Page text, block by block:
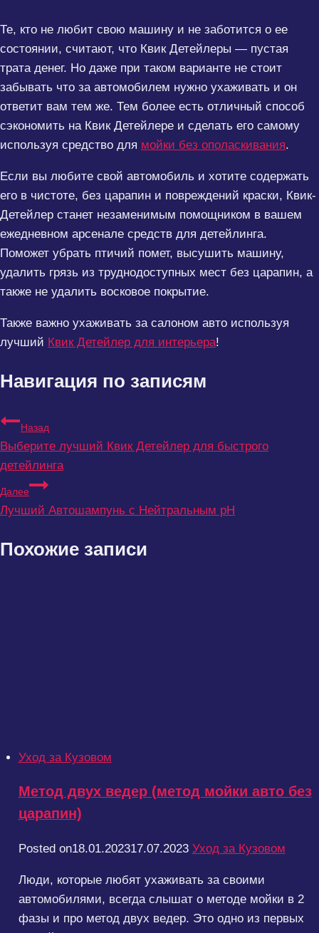
Те, кто не любит свою машину и не заботится о ее
состоянии, считают, что Квик Детейлеры — пустая
трата денег. Но даже при таком варианте не стоит
забывать что за автомобилем нужно ухаживать и он
ответит вам тем же. Тем более есть отличный способ
сэкономить на Квик Детейлере и сделать его самому
используя средство для мойки без ополаскивания.
Если вы любите свой автомобиль и хотите содержать
его в чистоте, без царапин и повреждений краски, Квик-
Детейлер станет незаменимым помощником в вашем
ежедневном арсенале средств для детейлинга.
Поможет убрать птичий помет, высушить машину,
удалить грязь из труднодоступных мест без царапин, а
также не удалить восковое покрытие.
Также важно ухаживать за салоном авто используя
лучший Квик Детейлер для интерьера!
Навигация по записям
Назад
Выберите лучший Квик Детейлер для быстрого
детейлинга
Далее
Лучший Автошампунь с Нейтральным pH
Похожие записи
Уход за Кузовом
Метод двух ведер (метод мойки авто без
царапин)
Posted on18.01.202317.07.2023 Уход за Кузовом
Люди, которые любят ухаживать за своими
автомобилями, всегда слышат о методе мойки в 2
фазы и про метод двух ведер. Это одно из первых